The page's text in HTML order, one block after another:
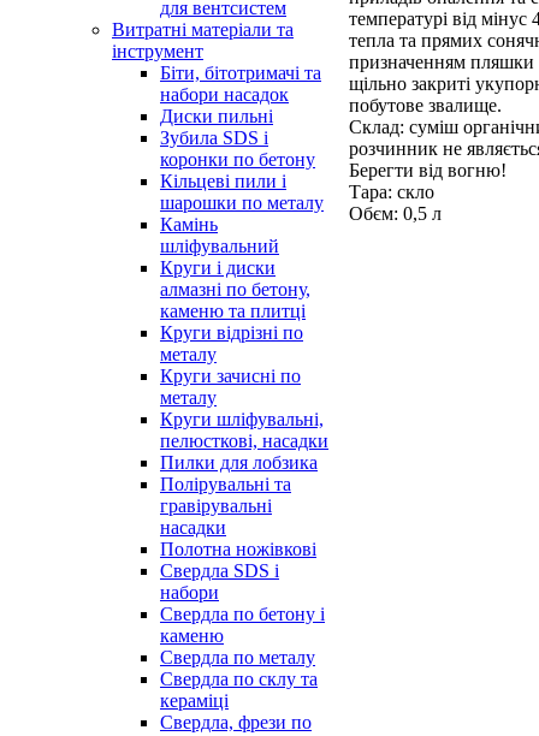
для вентсистем
Витратні матеріали та
інструмент
Біти, бітотримачі та
набори насадок
Диски пильні
Зубила SDS і
коронки по бетону
Кільцеві пили і
шарошки по металу
Камінь
шліфувальний
Круги і диски
алмазні по бетону,
каменю та плитці
Круги відрізні по
металу
Круги зачисні по
металу
Круги шліфувальні,
пелюсткові, насадки
Пилки для лобзика
Полірувальні та
гравірувальні
насадки
Полотна ножівкові
Свердла SDS і
набори
Свердла по бетону і
каменю
Свердла по металу
Свердла по склу та
кераміці
Свердла, фрези по
температурі від
тепла та прямих
призначенням пляшки
щільно закриті
побутове звалище.
Склад: суміш
розчинник не
Берегти від вогню!
Тара: скло
Обєм: 0,5 л